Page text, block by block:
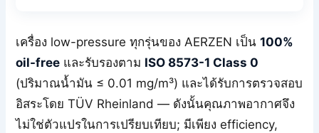
เครื่อง low-pressure ทุกรุ่นของ AERZEN เป็น100%
oil-free และรับรองตาม ISO 8573-1 Class 0
(ปริมาณน้ำมัน ≤ 0.01 mg/m³) และได้รับการตรวจสอบ
อิสระโดย TÜV Rheinland — ดังนั้นคุณภาพอากาศจึง
ไม่ใช่ตัวแปรในการเปรียบเทียบ; มีเพียง efficiency,